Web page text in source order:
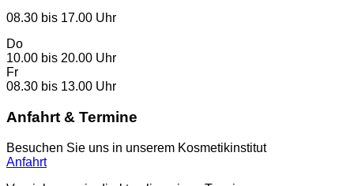
08.30 bis 17.00 Uhr
Do
10.00 bis 20.00 Uhr
Fr
08.30 bis 13.00 Uhr
Anfahrt & Termine
Besuchen Sie uns in unserem Kosmetikinstitut
Anfahrt